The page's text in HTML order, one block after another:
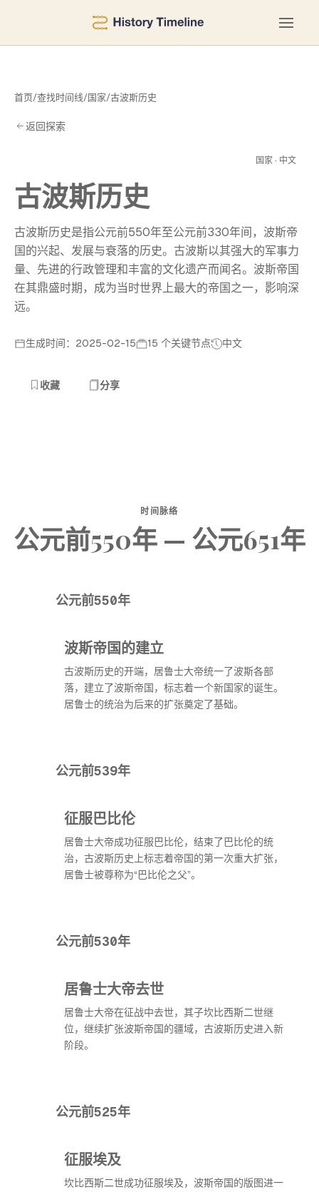
首页/查找时间线/国家/古波斯历史
返回探索
国家 · 中文
古波斯历史
古波斯历史是指公元前550年至公元前330年间，波斯帝
国的兴起、发展与衰落的历史。古波斯以其强大的军事力
量、先进的行政管理和丰富的文化遗产而闻名。波斯帝国
在其鼎盛时期，成为当时世界上最大的帝国之一，影响深
远。
生成时间：2025-02-15 15 个关键节点 中文
收藏 分享
时间脉络
公元前550年 — 公元651年
公元前550年
波斯帝国的建立
古波斯历史的开端，居鲁士大帝统一了波斯各部
落，建立了波斯帝国，标志着一个新国家的诞生。
居鲁士的统治为后来的扩张奠定了基础。
公元前539年
征服巴比伦
居鲁士大帝成功征服巴比伦，结束了巴比伦的统
治，古波斯历史上标志着帝国的第一次重大扩张，
居鲁士被尊称为“巴比伦之父”。
公元前530年
居鲁士大帝去世
居鲁士大帝在征战中去世，其子坎比西斯二世继
位，继续扩张波斯帝国的疆域，古波斯历史进入新
阶段。
公元前525年
征服埃及
坎比西斯二世成功征服埃及，波斯帝国的版图进一